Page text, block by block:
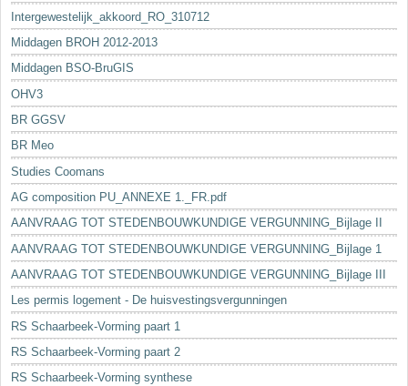
Intergewestelijk_akkoord_RO_310712
Middagen BROH 2012-2013
Middagen BSO-BruGIS
OHV3
BR GGSV
BR Meo
Studies Coomans
AG composition PU_ANNEXE 1._FR.pdf
AANVRAAG TOT STEDENBOUWKUNDIGE VERGUNNING_Bijlage II
AANVRAAG TOT STEDENBOUWKUNDIGE VERGUNNING_Bijlage 1
AANVRAAG TOT STEDENBOUWKUNDIGE VERGUNNING_Bijlage III
Les permis logement - De huisvestingsvergunningen
RS Schaarbeek-Vorming paart 1
RS Schaarbeek-Vorming paart 2
RS Schaarbeek-Vorming synthese